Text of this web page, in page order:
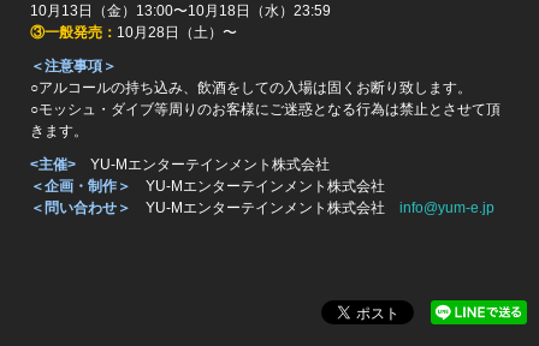
10月13日（金）13:00〜10月18日（水）23:59
③一般発売： 10月28日（土）〜
＜注意事項＞
○アルコールの持ち込み、飲酒をしての入場は固くお断り致します。
○モッシュ・ダイブ等周りのお客様にご迷惑となる行為は禁止とさせて頂
きます。
<主催> YU-Mエンターテインメント株式会社
＜企画・制作＞ YU-Mエンターテインメント株式会社
＜問い合わせ＞ YU-Mエンターテインメント株式会社 info@yum-e.jp